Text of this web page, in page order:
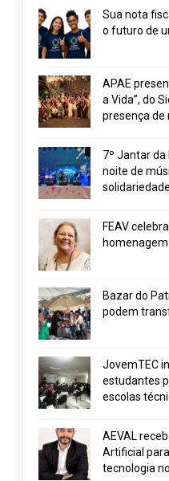
Sua nota
o futuro de
APAE
a Vida”, do
presença de
7º Jantar
noite de
solidariedade
FEAV
Bazar do
podem
JovemTEC
estudantes
escolas
AEVAL
Artificial
tecnologia